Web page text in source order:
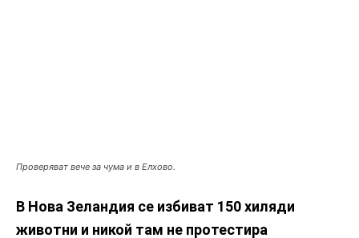
Проверяват вече за чума и в Елхово.
В Нова Зеландия се избиват 150 хиляди
животни и никой там не протестира